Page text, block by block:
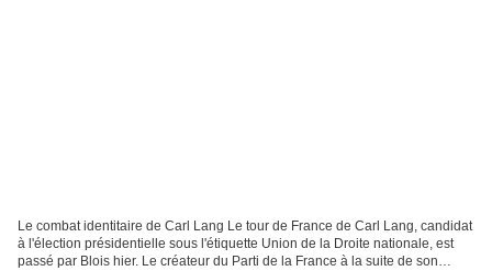
Le combat identitaire de Carl Lang Le tour de France de Carl Lang, candidat
à l'élection présidentielle sous l'étiquette Union de la Droite nationale, est
passé par Blois hier. Le créateur du Parti de la France à la suite de son